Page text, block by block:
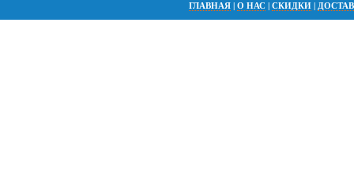
ГЛАВНАЯ | О НАС | СКИДКИ |